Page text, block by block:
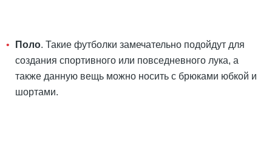
Поло. Такие футболки замечательно подойдут для
создания спортивного или повседневного лука, а
также данную вещь можно носить с брюками юбкой и
шортами.